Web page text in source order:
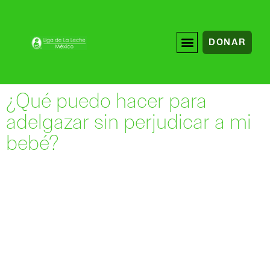
DONAR
¿Qué puedo hacer para
adelgazar sin perjudicar a mi
bebé?